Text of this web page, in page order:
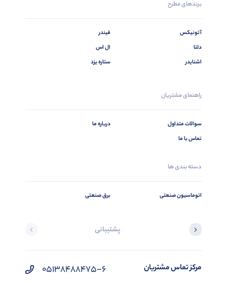
برندهای مطرح
آتونیکس
دلتا
اشنایدر
فیندر
ال اس
ستاره یزد
راهنمای مشتریان
سوالات متداول
تماس با ما
درباره ما
دسته بندی ها
اتوماسیون صنعتی برق صنعتی
پشتیبانی
مرکز تماس مشتریان 05138488475-6